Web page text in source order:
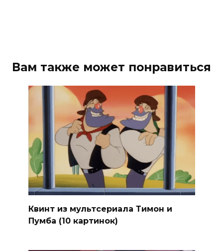
Вам также может понравиться
Квинт из мультсериала Тимон и
Пумба (10 картинок)